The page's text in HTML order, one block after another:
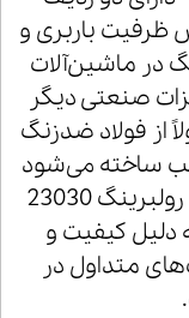
ظرفیت باربری و
در ماشین‌آلات
صنعتی دیگر
از فولاد ضدزنگ
ساخته می‌شود
تا مقاومت و دوام بالایی داشته باشد. رولبرینگ 23030
دلیل کیفیت و
متداول در